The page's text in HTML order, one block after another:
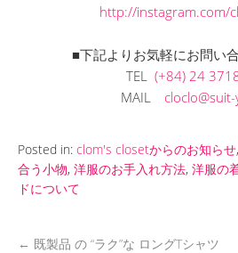
http://instagram.com/
■下記よりお気軽にお問い
TEL (+84) 24
MAIL
Posted in: clom's closetからのお知らせ,
合う小物, 洋服のお手入れ方法, 洋服の
ドについて
← 既製品 の “ラク”な ロングTシャツ